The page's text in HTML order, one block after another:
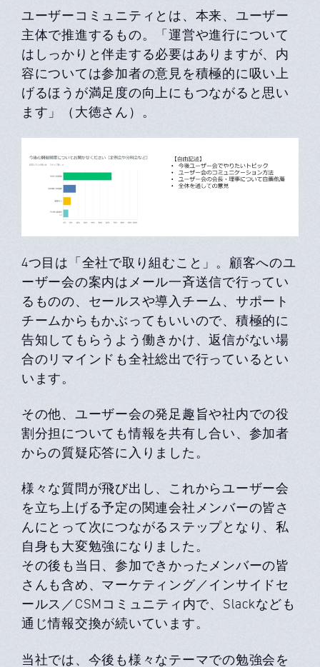
ユーザーコミュニティとは、本来、ユーザー
主体で推進するもの。「運営や進行について
はしっかりと伴走する必要はありますが、内
容については参加者の意見を積極的に吸い上
げるほうが満足度の向上にもつながると思い
ます」（大徳さん）。
4つ目は「全社で取り組むこと」。顧客へのユ
ーザー会の案内はメール一斉送信で行ってい
るものの、セールスや導入チーム、サポート
チームからもかぶってもいいので、積極的に
告知してもらうよう働きかけ、返信がない場
合のリマインドも全社総出で行っているとい
います。
その他、ユーザー会の発足趣旨や社内での役
割分担についても情報を共有し合い、参加者
からの質疑応答に入りました。
様々な質問が飛び出し、これからユーザー会
を立ち上げる予定の関連会社メンバーの皆さ
んにとって次につながるステップとなり、私
自身も大変勉強になりました。
その後も当日、参加できかったメンバーの皆
さんも含め、マーケティング／インサイドセ
ールス／CSMコミュニティ内で、Slackなども
通じ情報交換が続いています。
当社では、今後も様々なテーマでの勉強会を